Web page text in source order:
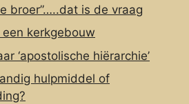
broer”…..dat is de vraag
kerkgebouw
‘apostolische hiërarchie’
hulpmiddel of